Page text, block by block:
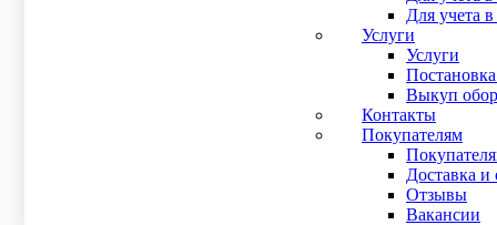
Для учета
Услуги
Услуги
Выкуп
Контакты
Покупателям
Доставка и
Отзывы
Вакансии
POS-моноблок OL-P06 — это современное и